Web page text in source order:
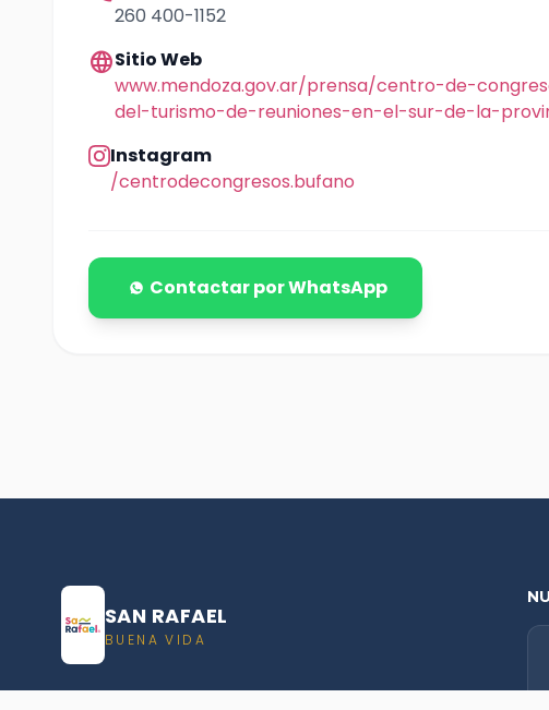
260 400-1152
languageSitio Web
www.mendoza.gov.ar/prensa/centro-de-
del-turismo-de-reuniones-en-el-sur-de-la-
Instagram
/centrodecongresos.bufano
Contactar por WhatsApp
SAN RAFAEL
BUENA VIDA